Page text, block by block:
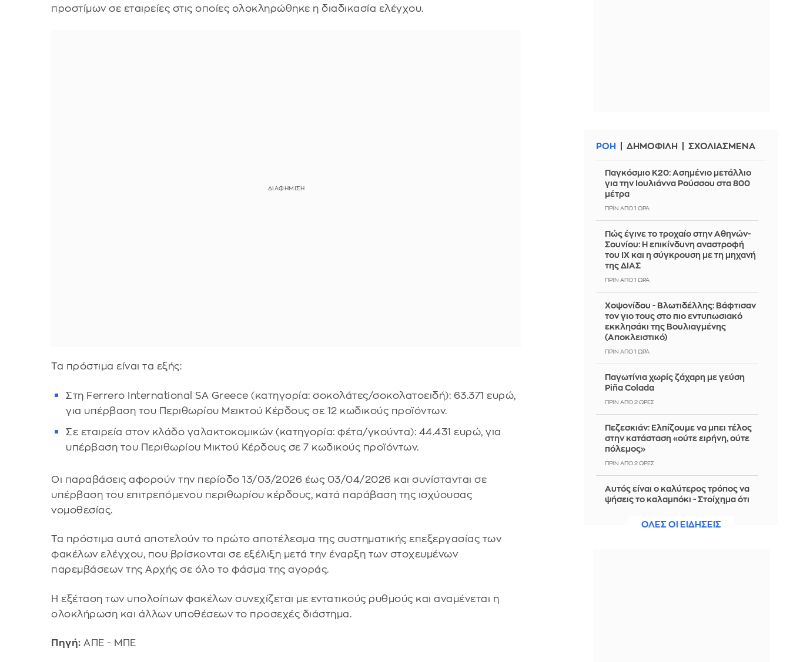
προστίμων σε εταιρείες στις οποίες ολοκληρώθηκε η διαδικασία ελέγχου.
Τα πρόστιμα είναι τα εξής:
Στη Ferrero International SA Greece (κατηγορία: σοκολάτες/σοκολατοειδή): 63.371 ευρώ,
για υπέρβαση του Περιθωρίου Μεικτού Κέρδους σε 12 κωδικούς προϊόντων.
Σε εταιρεία στον κλάδο γαλακτοκομικών (κατηγορία: φέτα/γκούντα): 44.431 ευρώ, για
υπέρβαση του Περιθωρίου Μικτού Κέρδους σε 7 κωδικούς προϊόντων.
Οι παραβάσεις αφορούν την περίοδο 13/03/2026 έως 03/04/2026 και συνίστανται σε
υπέρβαση του επιτρεπόμενου περιθωρίου κέρδους, κατά παράβαση της ισχύουσας
νομοθεσίας.
Τα πρόστιμα αυτά αποτελούν το πρώτο αποτέλεσμα της συστηματικής επεξεργασίας των
φακέλων ελέγχου, που βρίσκονται σε εξέλιξη μετά την έναρξη των στοχευμένων
παρεμβάσεων της Αρχής σε όλο το φάσμα της αγοράς.
Η εξέταση των υπολοίπων φακέλων συνεχίζεται με εντατικούς ρυθμούς και αναμένεται η
ολοκλήρωση και άλλων υποθέσεων το προσεχές διάστημα.
Πηγή: ΑΠΕ - ΜΠΕ
ΡΟΗ ΔΗΜΟΦΙΛΗ ΣΧΟΛΙΑΣΜΕΝΑ
Παγκόσμιο Κ20: Ασημένιο μετάλλιο
για την Ιουλιάννα Ρούσσου στα 800
μέτρα
ΠΡΙΝ ΑΠΌ 1 ΏΡΑ
Πώς έγινε το τροχαίο στην Αθηνών-
Σουνίου: Η επικίνδυνη αναστροφή
του ΙΧ και η σύγκρουση με τη μηχανή
της ΔΙΑΣ
ΠΡΙΝ ΑΠΌ 1 ΏΡΑ
Χοψονίδου - Βλωτιδέλλης: Βάφτισαν
τον γιο τους στο πιο εντυπωσιακό
εκκλησάκι της Βουλιαγμένης
(Αποκλειστικό)
ΠΡΙΝ ΑΠΌ 1 ΏΡΑ
Παγωτίνια χωρίς ζάχαρη με γεύση
Piña Colada
ΠΡΙΝ ΑΠΌ 2 ΏΡΕΣ
Πεζεσκιάν: Ελπίζουμε να μπει τέλος
στην κατάσταση «ούτε ειρήνη, ούτε
πόλεμος»
ΠΡΙΝ ΑΠΌ 2 ΏΡΕΣ
Αυτός είναι ο καλύτερος τρόπος να
ψήσεις το καλαμπόκι - Στοίχημα ότι
ΠΡΙΝ ΑΠΌ 2 ΏΡΕΣΟΛΕΣ ΟΙ ΕΙΔΗΣΕΙΣ